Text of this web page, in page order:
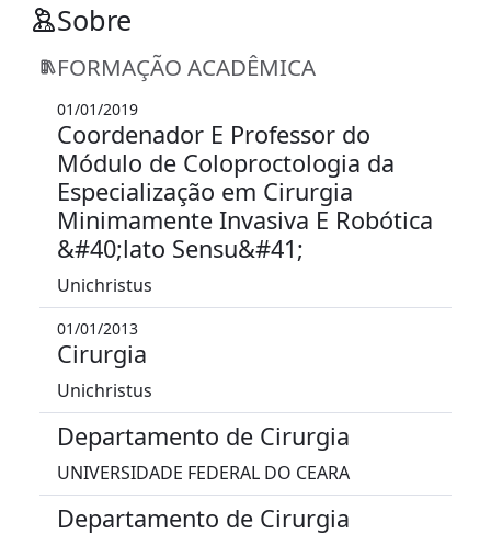
Sobre
FORMAÇÃO ACADÊMICA
01/01/2019
Coordenador E Professor do
Módulo de Coloproctologia da
Especialização em Cirurgia
Minimamente Invasiva E Robótica
&#40;lato Sensu&#41;
Unichristus
01/01/2013
Cirurgia
Unichristus
Departamento de Cirurgia
UNIVERSIDADE FEDERAL DO CEARA
Departamento de Cirurgia